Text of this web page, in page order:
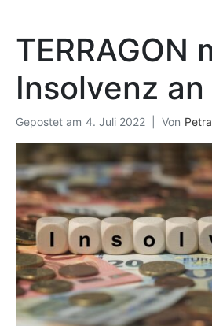
TERRAGON
Insolvenz an
Gepostet am 4. Juli 2022 Von